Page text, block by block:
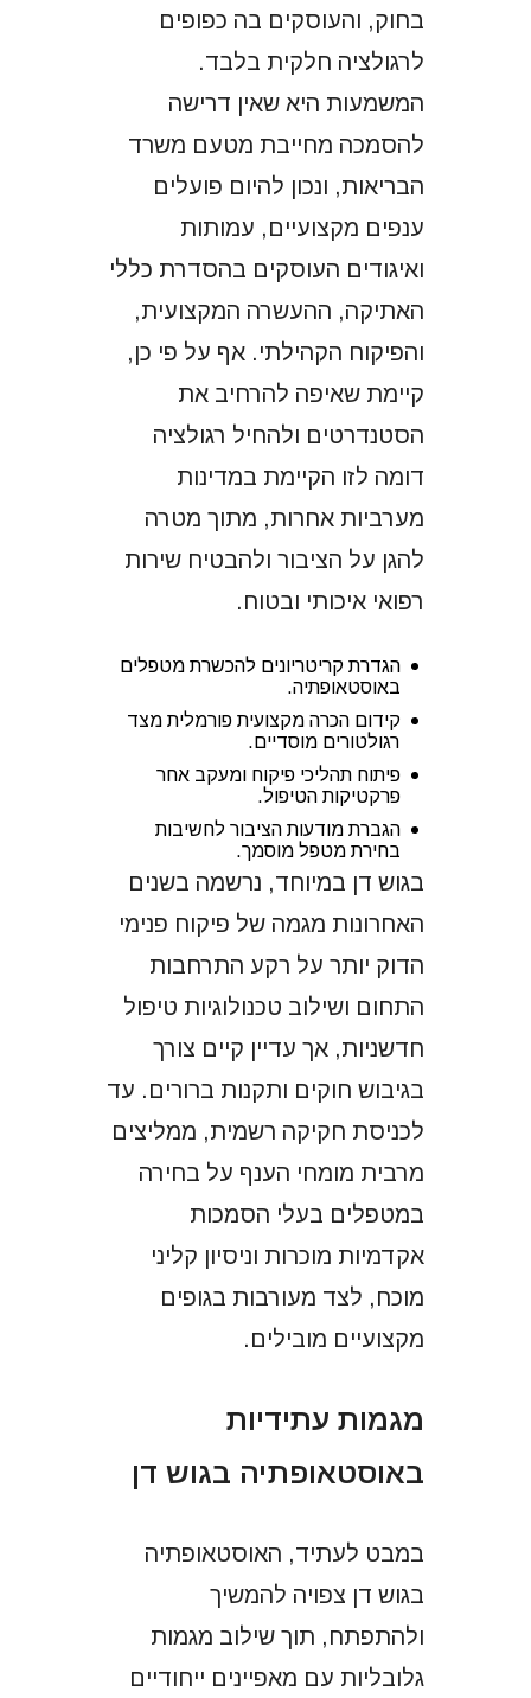
בחוק, והעוסקים בה כפופים
לרגולציה חלקית בלבד.
המשמעות היא שאין דרישה
להסמכה מחייבת מטעם משרד
הבריאות, ונכון להיום פועלים
ענפים מקצועיים, עמותות
ואיגודים העוסקים בהסדרת כללי
האתיקה, ההעשרה המקצועית,
והפיקוח הקהילתי. אף על פי כן,
קיימת שאיפה להרחיב את
הסטנדרטים ולהחיל רגולציה
דומה לזו הקיימת במדינות
מערביות אחרות, מתוך מטרה
להגן על הציבור ולהבטיח שירות
רפואי איכותי ובטוח.
הגדרת קריטריונים להכשרת מטפלים
באוסטאופתיה.
קידום הכרה מקצועית פורמלית מצד
רגולטורים מוסדיים.
פיתוח תהליכי פיקוח ומעקב אחר
פרקטיקות הטיפול.
הגברת מודעות הציבור לחשיבות
בחירת מטפל מוסמך.
בגוש דן במיוחד, נרשמה בשנים
האחרונות מגמה של פיקוח פנימי
הדוק יותר על רקע התרחבות
התחום ושילוב טכנולוגיות טיפול
חדשניות, אך עדיין קיים צורך
בגיבוש חוקים ותקנות ברורים. עד
לכניסת חקיקה רשמית, ממליצים
מרבית מומחי הענף על בחירה
במטפלים בעלי הסמכות
אקדמיות מוכרות וניסיון קליני
מוכח, לצד מעורבות בגופים
מקצועיים מובילים.
מגמות עתידיות
באוסטאופתיה בגוש דן
במבט לעתיד, האוסטאופתיה
בגוש דן צפויה להמשיך
ולהתפתח, תוך שילוב מגמות
גלובליות עם מאפיינים ייחודיים